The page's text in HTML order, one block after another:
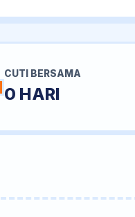
CUTI BERSAMA
0 HARI